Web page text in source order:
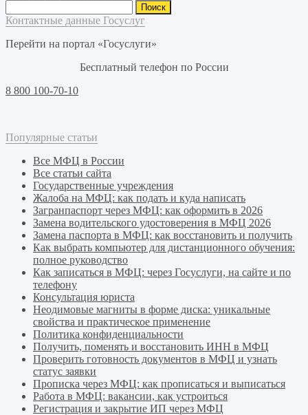
Контактные данные Госуслуг
Перейти на портал «Госуслуги»
Бесплатный телефон по России
8 800 100-70-10
Популярные статьи
Все МФЦ в России
Все статьи сайта
Государственные учреждения
Жалоба на МФЦ: как подать и куда написать
Загранпаспорт через МФЦ: как оформить в 2026
Замена водительского удостоверения в МФЦ 2026
Замена паспорта в МФЦ: как восстановить и получить
Как выбрать компьютер для дистанционного обучения:
полное руководство
Как записаться в МФЦ: через Госуслуги, на сайте и по
телефону
Консультация юриста
Неодимовые магниты в форме диска: уникальные
свойства и практическое применение
Политика конфиденциальности
Получить, поменять и восстановить ИНН в МФЦ
Проверить готовность документов в МФЦ и узнать
статус заявки
Прописка через МФЦ: как прописаться и выписаться
Работа в МФЦ: вакансии, как устроиться
Регистрация и закрытие ИП через МФЦ